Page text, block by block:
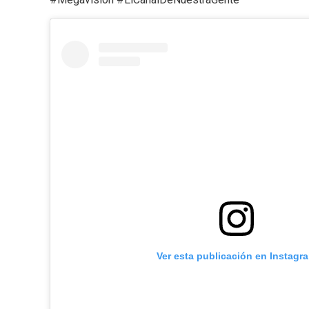
Ver esta publicación en